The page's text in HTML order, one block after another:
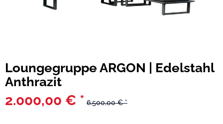
Loungegruppe ARGON | Edelstahl
Anthrazit
2.000,00 € * 6.500,00 € *